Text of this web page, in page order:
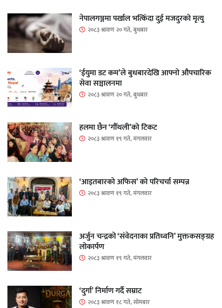
नेपालगञ्जमा पर्खाल भत्किँदा दुई मजदुरको मृत्यु
२०८३ श्रावण २० गते, बुधबार
‘ईयुमा डट कम’ले बुधबारदेखि आफ्नो औपचारिक
सेवा सञ्चालनमा
२०८३ श्रावण २० गते, बुधबार
हलमा छैन ‘गौँथली’को टिकट
२०८३ श्रावण १९ गते, मंगलवार
‘आइतबारको अफिस’ को परिचर्चा सम्पन्न
२०८३ श्रावण १९ गते, मंगलवार
अर्जुन चन्द्रको ‘संवेदनाका प्रतिध्वनि’ मुक्तकसङ्ग्रह
लोकार्पण
२०८३ श्रावण १९ गते, मंगलवार
‘दुर्गा’ निर्माण गर्दै सम्राट
२०८३ श्रावण १८ गते, सोमबार